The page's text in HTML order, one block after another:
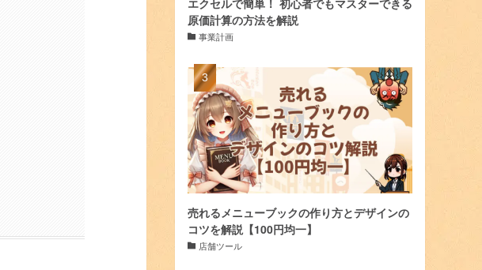
原価計算の方法を解説
事業計画
売れるメニューブックの作り方とデザインの
コツを解説【100円均一】
店舗ツール